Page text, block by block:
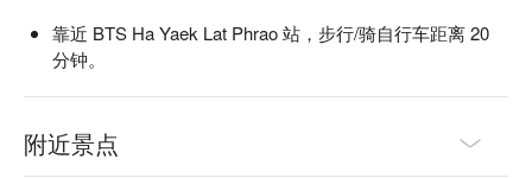
靠近 BTS Ha Yaek Lat Phrao 站，步行/骑自行车距离 20
分钟。
附近景点